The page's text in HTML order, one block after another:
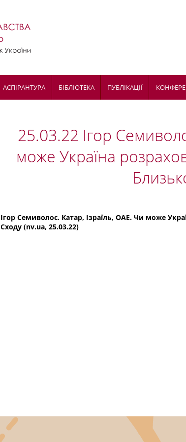
АСПІРАНТУРА БІБЛІОТЕКА ПУБЛІКАЦІЇ
25.03.22 Ігор
може Україна
Ігор Семиволос. Катар, Ізраїль, ОАЕ. Чи може
Сходу (nv.ua, 25.03.22)